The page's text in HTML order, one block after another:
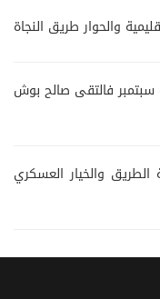
والحوار طريق النجاة
سبتمبر فالتقى صالح بوش
الطريق والخيار العسكري